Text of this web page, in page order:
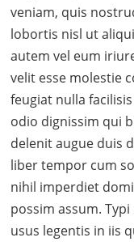
veniam, quis
lobortis nisl ut
autem vel eum
velit esse molestie
feugiat nulla
odio dignissim qui
delenit augue duis
liber tempor cum
nihil imperdiet
possim assum.
usus legentis in iis